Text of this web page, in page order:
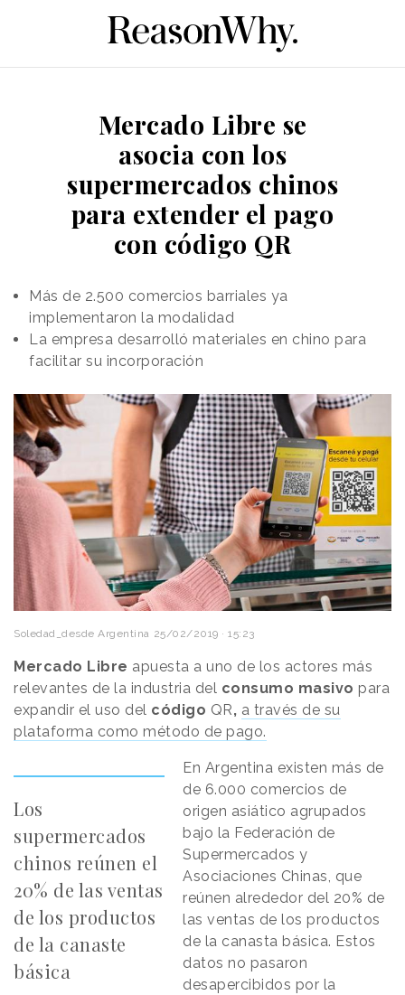
Mercado Libre se
asocia con los
supermercados chinos
para extender el pago
con código QR
Más de 2.500 comercios barriales ya
implementaron la modalidad
La empresa desarrolló materiales en chino para
facilitar su incorporación
Soledad_desde Argentina 25/02/2019 · 15:23
Mercado Libre apuesta a uno de los actores más
relevantes de la industria del consumo masivo para
expandir el uso del código QR, a través de su
plataforma como método de pago.
Los
supermercados
chinos reúnen el
20% de las ventas
de los productos
de la canaste
básica
En Argentina existen más de
de 6.000 comercios de
origen asiático agrupados
bajo la Federación de
Supermercados y
Asociaciones Chinas, que
reúnen alrededor del 20% de
las ventas de los productos
de la canasta básica. Estos
datos no pasaron
desapercibidos por la